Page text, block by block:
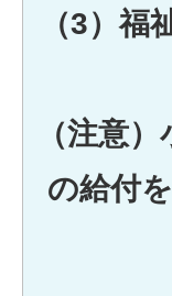
（3）
（注意
の給付